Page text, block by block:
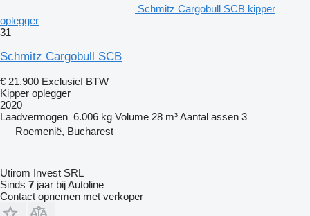
Schmitz Cargobull SCB kipper
oplegger
31
Schmitz Cargobull SCB
€ 21.900 Exclusief BTW
Kipper oplegger
2020
Laadvermogen 6.006 kg Volume 28 m³Aantal assen 3
Roemenië, Bucharest
Utirom Invest SRL
Sinds 7 jaar bij Autoline
Contact opnemen met verkoper